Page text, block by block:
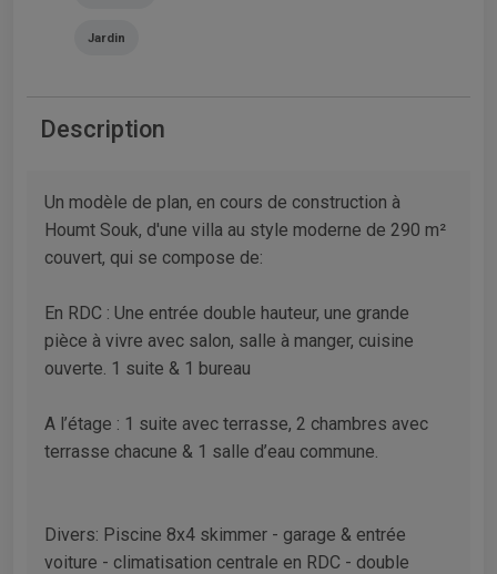
Jardin
Description
Un modèle de plan, en cours de construction à
Houmt Souk, d'une villa au style moderne de 290 m²
couvert, qui se compose de:
En RDC : Une entrée double hauteur, une grande
pièce à vivre avec salon, salle à manger, cuisine
ouverte. 1 suite & 1 bureau
A l’étage : 1 suite avec terrasse, 2 chambres avec
terrasse chacune & 1 salle d’eau commune.
Divers: Piscine 8x4 skimmer - garage & entrée
voiture - climatisation centrale en RDC - double